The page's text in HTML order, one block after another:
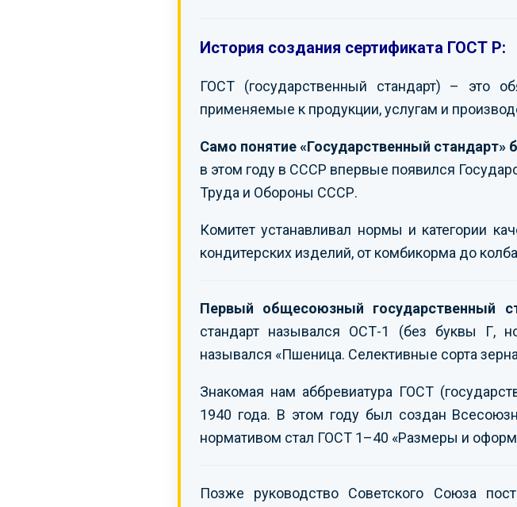
История создания сертификата ГОСТ Р:
ГОСТ (государственный стандарт) – это
применяемые к продукции, услугам и
Само понятие «Государственный стандарт»
в этом году в СССР впервые появился
Труда и Обороны СССР.
Комитет устанавливал нормы и категории
кондитерских изделий, от комбикорма до
Первый общесоюзный государственный
стандарт назывался ОСТ-1 (без буквы Г,
назывался «Пшеница. Селективные сорта
Знакомая нам аббревиатура ГОСТ
1940 года. В этом году был создан
нормативом стал ГОСТ 1–40 «Размеры и
Позже руководство Советского Союза